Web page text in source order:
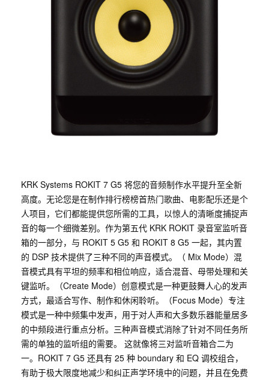
KRK Systems ROKIT 7 G5 将您的音频制作水平提升至全新
高度。无论您是在制作排行榜榜首热门歌曲、电影配乐还是个
人项目，它们都能提供您所需的工具，以惊人的清晰度捕捉声
音的每一个细微差别。作为第五代 KRK ROKIT 录音室监听音
箱的一部分，与 ROKIT 5 G5 和 ROKIT 8 G5 一起，其内置
的 DSP 技术提供了三种不同的声音模式。（ Mix Mode）混
音模式具有平坦的频率和相位响应，适合混音、母带处理和关
键监听。（Create Mode）创意模式是一种更鼓舞人心的发声
方式，最适合写作、制作和休闲聆听。（Focus Mode）专注
模式是一种中频集中发声，用于对人声和大多数乐器能量居多
的中频段进行重点分析。三种声音模式消除了针对不同任务所
需的单独的监听组的需要。 这就像将三对监听音箱合二为
一。ROKIT 7 G5 还具有 25 种 boundary 和 EQ 调校组合，
有助于极大限度地减少和纠正声学环境中的问题，并且在免费